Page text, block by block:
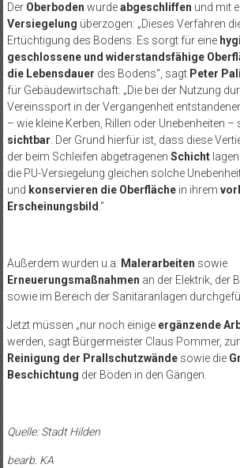
Der Oberboden wurdeabgeschliffen und mit
Versiegelung überzogen: „Dieses Verfahren
Ertüchtigung des Bodens: Es sorgt für eine
geschlossene und widerstandsfähige
die Lebensdauer des Bodens“, sagt Peter
für Gebäudewirtschaft: „Die bei der Nutzung
Vereinssport in der Vergangenheit
– wie kleine Kerben, Rillen oder Unebenheiten –
sichtbar . Der Grund hierfür ist, dass diese
der beim Schleifen abgetragenen Schicht
die PU-Versiegelung gleichen solche
und konservieren die Oberflächein ihrem
Erscheinungsbild .“
Außerdem wurden u.a. Malerarbeiten sowie
Erneuerungsmaßnahmen an der Elektrik, der
sowie im Bereich der Sanitäranlagen
Jetzt müssen „nur noch einige ergänzende
werden, sagt Bürgermeister Claus Pommer,
Reinigung der Prallschutzwändesowie die
Beschichtung der Böden in den Gängen.
Quelle: Stadt Hilden
bearb. KA